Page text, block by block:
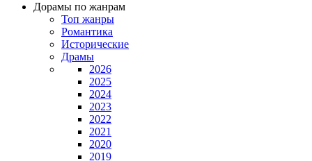
Дорамы по жанрам
Топ жанры
Романтика
Исторические
Драмы
2026
2025
2024
2023
2022
2021
2020
2019